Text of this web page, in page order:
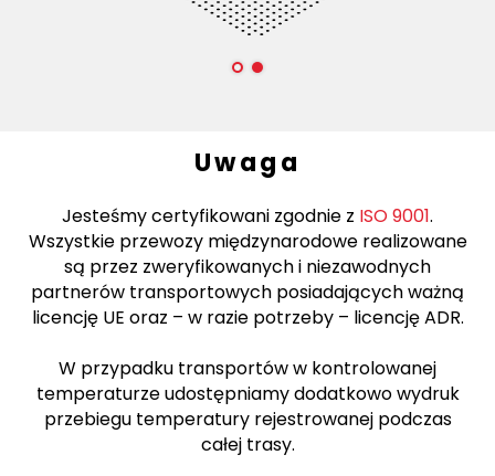
Uwaga
Jesteśmy certyfikowani zgodnie z ISO 9001.
Wszystkie przewozy międzynarodowe realizowane
są przez zweryfikowanych i niezawodnych
partnerów transportowych posiadających ważną
licencję UE oraz – w razie potrzeby – licencję ADR.
W przypadku transportów w kontrolowanej
temperaturze udostępniamy dodatkowo wydruk
przebiegu temperatury rejestrowanej podczas
całej trasy.